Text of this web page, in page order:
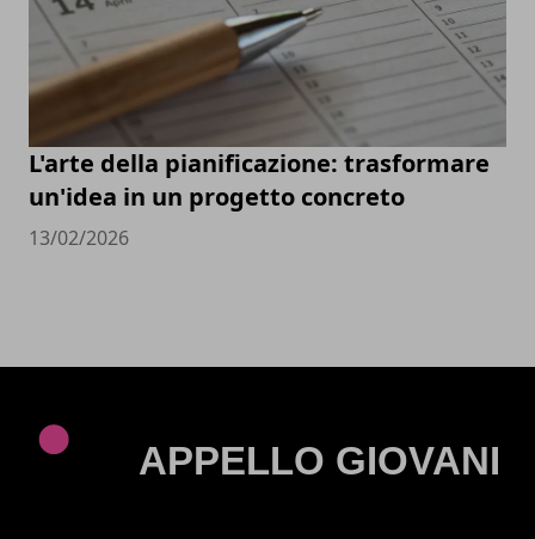
L'arte della pianificazione: trasformare
un'idea in un progetto concreto
13/02/2026